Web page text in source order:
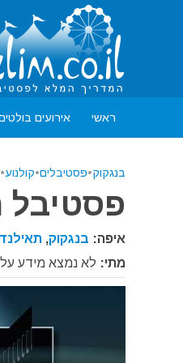
ראשי אירועים
בנגקוק•פסטיבלים•קולנוע•
פסטיבל
איפה: בנגקוק, תאילנד
מתי: לא נמצא מידע על